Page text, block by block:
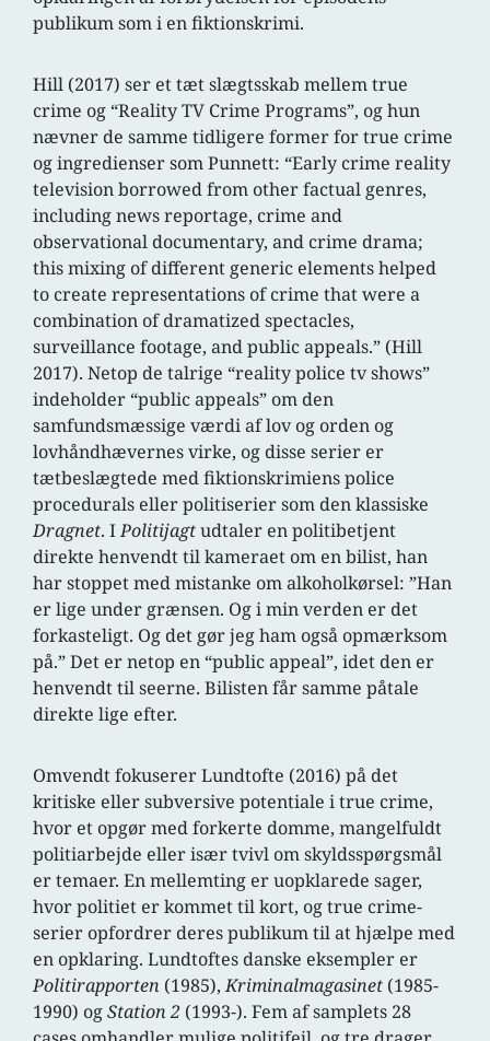
publikum som i en fiktionskrimi.
Hill (2017) ser et tæt slægtsskab mellem true
crime og “Reality TV Crime Programs”, og hun
nævner de samme tidligere former for true crime
og ingredienser som Punnett: “Early crime reality
television borrowed from other factual genres,
including news reportage, crime and
observational documentary, and crime drama;
this mixing of different generic elements helped
to create representations of crime that were a
combination of dramatized spectacles,
surveillance footage, and public appeals.” (Hill
2017). Netop de talrige “reality police tv shows”
indeholder “public appeals” om den
samfundsmæssige værdi af lov og orden og
lovhåndhævernes virke, og disse serier er
tætbeslægtede med fiktionskrimiens police
procedurals eller politiserier som den klassiske
Dragnet. IPolitijagtudtaler en politibetjent
direkte henvendt til kameraet om en bilist, han
har stoppet med mistanke om alkoholkørsel: ”Han
er lige under grænsen. Og i min verden er det
forkasteligt. Og det gør jeg ham også opmærksom
på.” Det er netop en “public appeal”, idet den er
henvendt til seerne. Bilisten får samme påtale
direkte lige efter.
Omvendt fokuserer Lundtofte (2016) på det
kritiske eller subversive potentiale i true crime,
hvor et opgør med forkerte domme, mangelfuldt
politiarbejde eller især tvivl om skyldsspørgsmål
er temaer. En mellemting er uopklarede sager,
hvor politiet er kommet til kort, og true crime-
serier opfordrer deres publikum til at hjælpe med
en opklaring. Lundtoftes danske eksempler er
Politirapporten (1985),Kriminalmagasinet (1985-
1990) ogStation 2 (1993-). Fem af samplets 28